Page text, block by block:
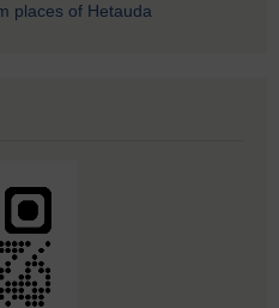
places of Hetauda